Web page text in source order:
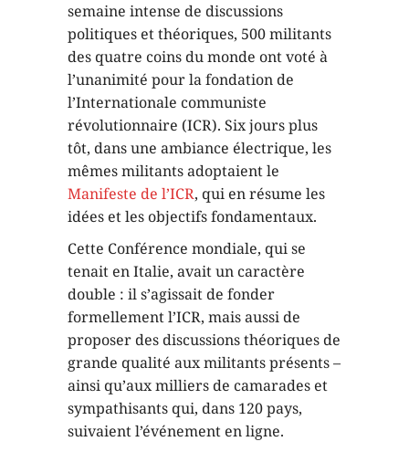
semaine intense de discussions
politiques et théoriques, 500 militants
des quatre coins du monde ont voté à
l’unanimité pour la fondation de
l’Internationale communiste
révolutionnaire (ICR). Six jours plus
tôt, dans une ambiance électrique, les
mêmes militants adoptaient le
Manifeste de l’ICR, qui en résume les
idées et les objectifs fondamentaux.
Cette Conférence mondiale, qui se
tenait en Italie, avait un caractère
double : il s’agissait de fonder
formellement l’ICR, mais aussi de
proposer des discussions théoriques de
grande qualité aux militants présents –
ainsi qu’aux milliers de camarades et
sympathisants qui, dans 120 pays,
suivaient l’événement en ligne.